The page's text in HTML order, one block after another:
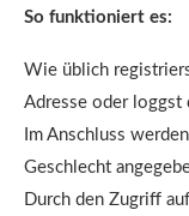
So funktioniert es:
Wie üblich
Adresse oder loggst
Im Anschluss
Geschlecht
Durch den Zugriff